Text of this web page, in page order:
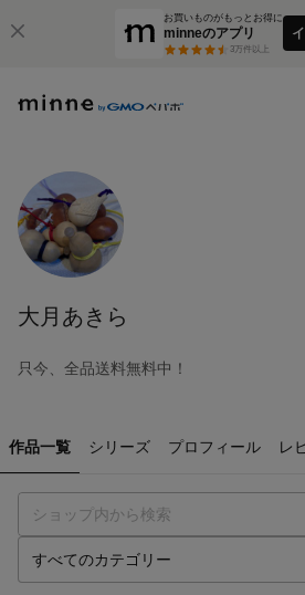
お買いものがもっとお得に
minneのアプリ
3万件以上
大月あきら
只今、全品送料無料中！
作品一覧 シリーズ プロフィール レ